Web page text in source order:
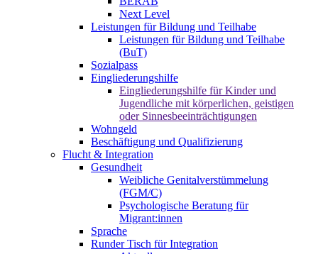
Next Level
Leistungen für Bildung und Teilhabe
Leistungen für Bildung und Teilhabe
(BuT)
Sozialpass
Eingliederungshilfe
Eingliederungshilfe für Kinder und
Jugendliche mit körperlichen, geistigen
oder Sinnesbeeinträchtigungen
Wohngeld
Beschäftigung und Qualifizierung
Flucht & Integration
Gesundheit
Weibliche Genitalverstümmelung
(FGM/C)
Psychologische Beratung für
Migrant:innen
Sprache
Runder Tisch für Integration